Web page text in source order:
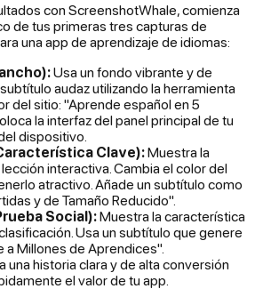
con ScreenshotWhale, comienza
de tus primeras tres capturas de
una app de aprendizaje de idiomas:
Usa un fondo vibrante y de
audaz utilizando la herramienta
del sitio: "Aprende español en 5
la interfaz del panel principal de tu
dispositivo.
Clave):Muestra la
interactiva. Cambia el color del
atractivo. Añade un subtítulo como
y de Tamaño Reducido".
Social):Muestra la característica
Usa un subtítulo que genere
a Millones de Aprendices".
una historia clara y de alta conversión
el valor de tu app.